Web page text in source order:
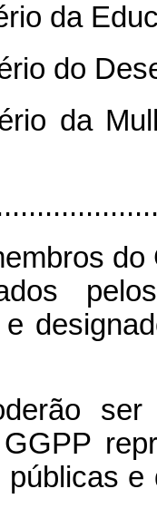
da
do
da
e
ser
públicas